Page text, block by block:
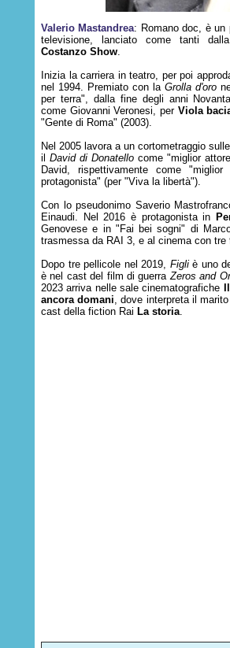
Valerio Mastandrea: Romano doc, è un
televisione, lanciato come tanti
Costanzo Show.
Inizia la carriera in teatro, per poi
nel 1994. Premiato con la Grolla d'oro
per terra", dalla fine degli anni
come Giovanni Veronesi, per Viola
"Gente di Roma" (2003).
Nel 2005 lavora a un cortometraggio
ilDavid di Donatello come "miglior
David, rispettivamente come
protagonista" (per "Viva la libertà").
Con lo pseudonimo Saverio
Einaudi. Nel 2016 è protagonista in
Genovese e in "Fai bei sogni" di
trasmessa da RAI 3, e al cinema con tre
Dopo tre pellicole nel 2019, Figliè uno
è nel cast del film di guerraZeros and
2023 arriva nelle sale cinematografiche
ancora domani, dove interpreta il
cast della fiction Rai La storia.